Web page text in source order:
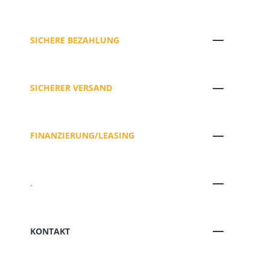
SICHERE BEZAHLUNG
SICHERER VERSAND
FINANZIERUNG/LEASING
.
KONTAKT